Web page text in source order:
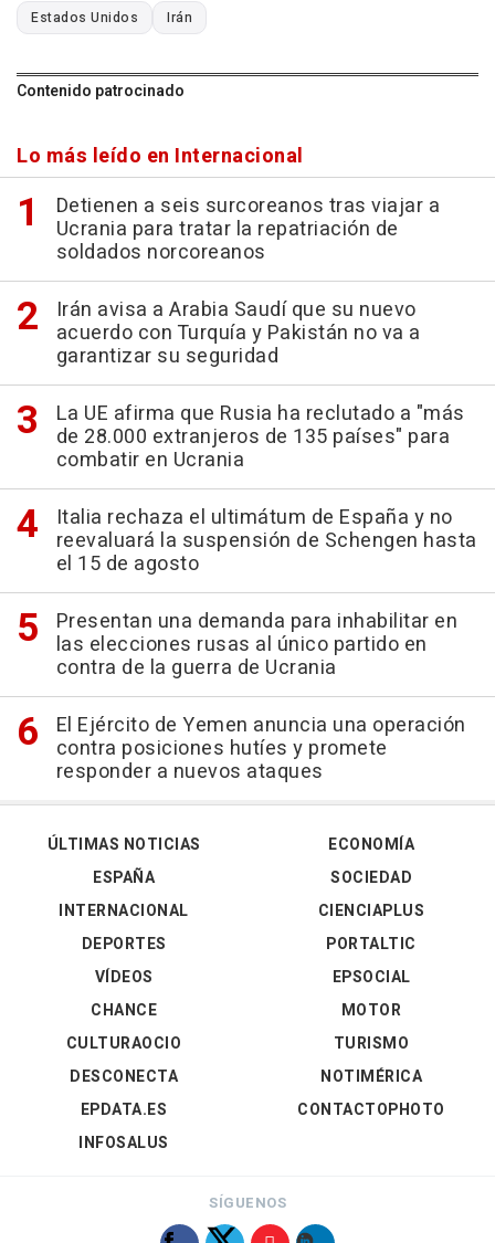
Estados Unidos Irán
Contenido patrocinado
Lo más leído en Internacional
Detienen a seis surcoreanos tras viajar a
Ucrania para tratar la repatriación de
soldados norcoreanos
Irán avisa a Arabia Saudí que su nuevo
acuerdo con Turquía y Pakistán no va a
garantizar su seguridad
La UE afirma que Rusia ha reclutado a "más
de 28.000 extranjeros de 135 países" para
combatir en Ucrania
Italia rechaza el ultimátum de España y no
reevaluará la suspensión de Schengen hasta
el 15 de agosto
Presentan una demanda para inhabilitar en
las elecciones rusas al único partido en
contra de la guerra de Ucrania
El Ejército de Yemen anuncia una operación
contra posiciones hutíes y promete
responder a nuevos ataques
ÚLTIMAS NOTICIAS
ESPAÑA
INTERNACIONAL
DEPORTES
VÍDEOS
ECONOMÍA
SOCIEDAD
CIENCIAPLUS
PORTALTIC
EPSOCIAL
CHANCE
CULTURAOCIO
DESCONECTA
EPDATA.ES
INFOSALUS
MOTOR
TURISMO
NOTIMÉRICA
CONTACTOPHOTO
SÍGUENOS